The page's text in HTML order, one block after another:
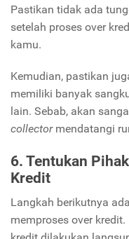
Pastikan tidak ada
setelah proses over
kamu.
Kemudian, pastikan
memiliki banyak
lain. Sebab, akan
collectormendatangi
6. Tentukan
Kredit
Langkah berikutnya
memproses over